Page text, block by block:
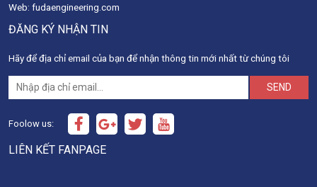
Web: fudaengineering.com
ĐĂNG KÝ NHẬN TIN
Hãy để địa chỉ email của bạn để nhận thông tin mới nhất từ chúng tôi
SEND
Foolow us:
LIÊN KẾT FANPAGE